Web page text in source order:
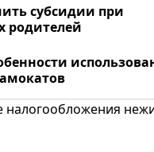
субсидии при
родителей
налогообложения